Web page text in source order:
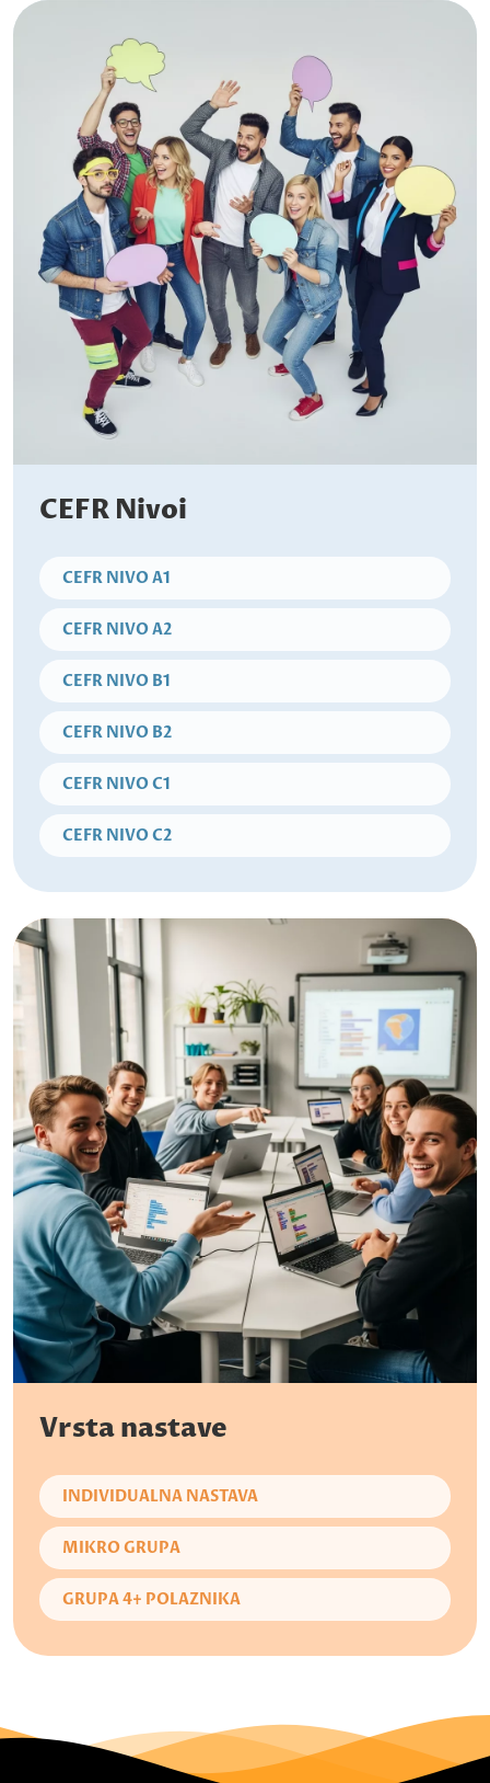
CEFR Nivoi
CEFR NIVO A1
CEFR NIVO A2
CEFR NIVO B1
CEFR NIVO B2
CEFR NIVO C1
CEFR NIVO C2
Vrsta nastave
INDIVIDUALNA NASTAVA
MIKRO GRUPA
GRUPA 4+ POLAZNIKA